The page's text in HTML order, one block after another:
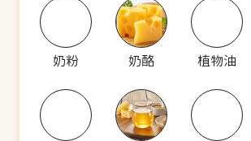
奶粉 奶酪 植物油